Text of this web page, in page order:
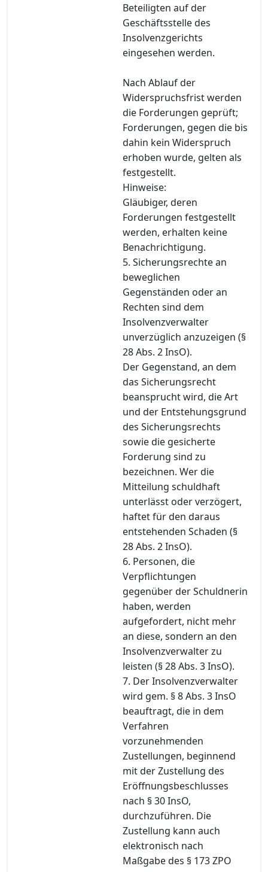
Beteiligten auf der
Geschäftsstelle des
Insolvenzgerichts
eingesehen werden.
Nach Ablauf der
Widerspruchsfrist werden
die Forderungen geprüft;
Forderungen, gegen die bis
dahin kein Widerspruch
erhoben wurde, gelten als
festgestellt.
Hinweise:
Gläubiger, deren
Forderungen festgestellt
werden, erhalten keine
Benachrichtigung.
5. Sicherungsrechte an
beweglichen
Gegenständen oder an
Rechten sind dem
Insolvenzverwalter
unverzüglich anzuzeigen (§
28 Abs. 2 InsO).
Der Gegenstand, an dem
das Sicherungsrecht
beansprucht wird, die Art
und der Entstehungsgrund
des Sicherungsrechts
sowie die gesicherte
Forderung sind zu
bezeichnen. Wer die
Mitteilung schuldhaft
unterlässt oder verzögert,
haftet für den daraus
entstehenden Schaden (§
28 Abs. 2 InsO).
6. Personen, die
Verpflichtungen
gegenüber der Schuldnerin
haben, werden
aufgefordert, nicht mehr
an diese, sondern an den
Insolvenzverwalter zu
leisten (§ 28 Abs. 3 InsO).
7. Der Insolvenzverwalter
wird gem. § 8 Abs. 3 InsO
beauftragt, die in dem
Verfahren
vorzunehmenden
Zustellungen, beginnend
mit der Zustellung des
Eröffnungsbeschlusses
nach § 30 InsO,
durchzuführen. Die
Zustellung kann auch
elektronisch nach
Maßgabe des § 173 ZPO